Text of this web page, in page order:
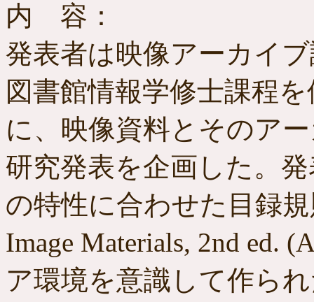
内 容：
発表者は映像アーカイ
図書館情報学修士課程
に、映像資料とそのア
研究発表を企画した。
の特性に合わせた目録
Image Materials, 2nd ed.
ア環境を意識して作ら